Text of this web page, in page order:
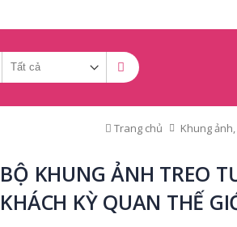
Trang chủ Khung
BỘ KHUNG ẢNH TREO
KHÁCH KỲ QUAN THẾ